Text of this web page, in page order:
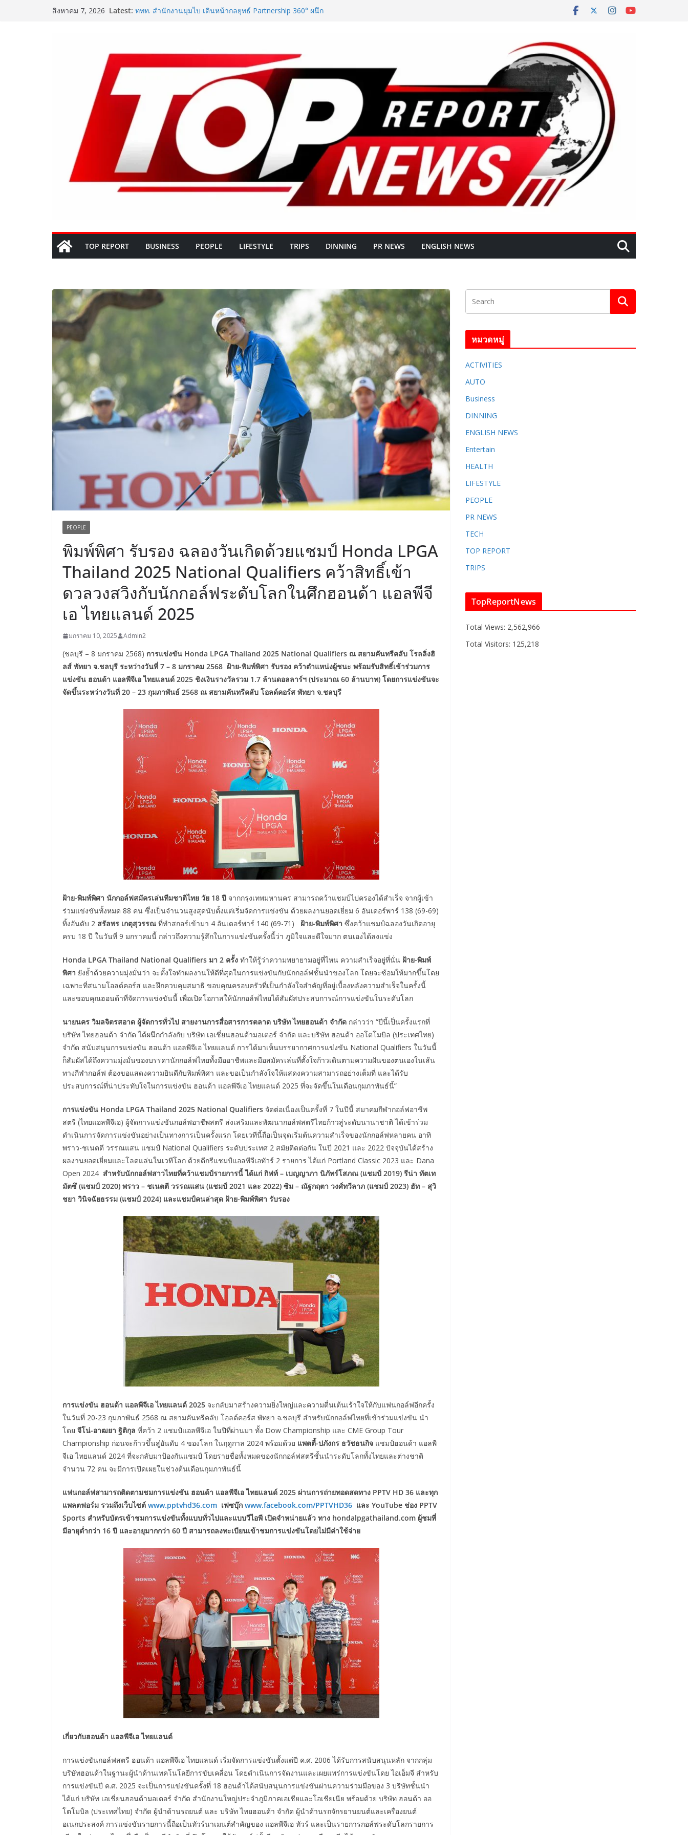
สิงหาคม 7, 2026 Latest: ททท. สำนักงานมุมไบ เดินหน้ากลยุทธ์ Partnership 360° ผนึก
เปิดตัวเทคโนโลยีเพื่อเด็ก LD ในงาน NCPD 2026 “ทองก้อนใหญ่”
SME D Bank ผนึกกำลัง สถาบันอาหาร เปิดตัว “FOODNext SME
D Navigator” ชูยุทธศาสตร์ “แหล่งทุนคู่องค์ความรู้” ติดปีก SME
อาหารไทยแข่งขันได้ในเวทีโลก
One Bangkok เติมสีสันแห่งการใช้ชีวิตรับฤดูกาลใหม่ ผ่าน
แคมเปญ “One Bangkok Palette of the New Season” เปิด
ประสบการณ์การใช้ชีวิตที่ครบครัน พร้อมสิทธิพิเศษรวมมูลค่ากว่า
8.9 ล้านบาท
ททท. จับมือ TransNusa Airline – Traveloka ยกระดับการเชื่อมโยง
ไทย–อินโดนีเซีย ดันไทยสู่จุดหมายปลายทางคุณภาพ เชื่อม Asean
Tourism และ Muslim-Friendly Destination
TOP REPORT BUSINESS PEOPLE LIFESTYLE TRIPS DINNING PR NEWS ENGLISH​ NEWS
PEOPLE
พิมพ์พิศา รับรอง ฉลองวันเกิดด้วยแชมป์ Honda LPGA
Thailand 2025 National Qualifiers คว้าสิทธิ์เข้า
ดวลวงสวิงกับนักกอล์ฟระดับโลกในศึกฮอนด้า แอลพีจี
เอ ไทยแลนด์ 2025
มกราคม 10, 2025 Admin2
(ชลบุรี – 8 มกราคม 2568) การแข่งขัน Honda LPGA Thailand 2025 National Qualifiers ณ สยามคันทรีคลับ โรลลิ่งฮิ
ลส์ พัทยา จ.ชลบุรี ระหว่างวันที่ 7 – 8 มกราคม 2568 ฝ้าย-พิมพ์พิศา รับรอง คว้าตำแหน่งผู้ชนะ พร้อมรับสิทธิ์เข้าร่วมการ
แข่งขัน ฮอนด้า แอลพีจีเอ ไทยแลนด์ 2025 ชิงเงินรางวัลรวม 1.7 ล้านดอลลาร์ฯ (ประมาณ 60 ล้านบาท) โดยการแข่งขันจะ
จัดขึ้นระหว่างวันที่ 20 – 23 กุมภาพันธ์ 2568 ณ สยามคันทรีคลับ โอลด์คอร์ส พัทยา จ.ชลบุรี
ฝ้าย-พิมพ์พิศา นักกอล์ฟสมัครเล่นทีมชาติไทย วัย 18 ปี จากกรุงเทพมหานคร สามารถคว้าแชมป์ไปครองได้สำเร็จ จากผู้เข้า
ร่วมแข่งขันทั้งหมด 88 คน ซึ่งเป็นจำนวนสูงสุดนับตั้งแต่เริ่มจัดการแข่งขัน ด้วยผลงานยอดเยี่ยม 6 อันเดอร์พาร์ 138 (69-69)
ทิ้งอันดับ 2 สรัลพร เกตุสุวรรณ ที่ทำสกอร์เข้ามา 4 อันเดอร์พาร์ 140 (69-71) ฝ้าย-พิมพ์พิศา ซึ่งคว้าแชมป์ฉลองวันเกิดอายุ
ครบ 18 ปี ในวันที่ 9 มกราคมนี้ กล่าวถึงความรู้สึกในการแข่งขันครั้งนี้ว่า ภูมิใจและดีใจมาก ตนเองได้ลงแข่ง
Honda LPGA Thailand National Qualifiers มา 2 ครั้ง ทำให้รู้ว่าความพยายามอยู่ที่ไหน ความสำเร็จอยู่ที่นั่น ฝ้าย-พิมพ์
พิศา ยังย้ำด้วยความมุ่งมั่นว่า จะตั้งใจทำผลงานให้ดีที่สุดในการแข่งขันกับนักกอล์ฟชั้นนำของโลก โดยจะซ้อมให้มากขึ้นโดย
เฉพาะที่สนามโอลด์คอร์ส และฝึกควบคุมสมาธิ ขอบคุณครอบครัวที่เป็นกำลังใจสำคัญที่อยู่เบื้องหลังความสำเร็จในครั้งนี้
และขอบคุณฮอนด้าที่จัดการแข่งขันนี้ เพื่อเปิดโอกาสให้นักกอล์ฟไทยได้สัมผัสประสบการณ์การแข่งขันในระดับโลก
นายนคร วิมลจิตรสอาด ผู้จัดการทั่วไป สายงานการสื่อสารการตลาด บริษัท ไทยฮอนด้า จำกัด กล่าวว่า “ปีนี้เป็นครั้งแรกที่
บริษัท ไทยฮอนด้า จำกัด ได้ผนึกกำลังกับ บริษัท เอเชี่ยนฮอนด้ามอเตอร์ จำกัด และบริษัท ฮอนด้า ออโตโมบิล (ประเทศไทย)
จำกัด สนับสนุนการแข่งขัน ฮอนด้า แอลพีจีเอ ไทยแลนด์ การได้มาเห็นบรรยากาศการแข่งขัน National Qualifiers ในวันนี้
ก็สัมผัสได้ถึงความมุ่งมั่นของบรรดานักกอล์ฟไทยทั้งมืออาชีพและมือสมัครเล่นที่ตั้งใจก้าวเดินตามความฝันของตนเองในเส้น
ทางกีฬากอล์ฟ ต้องขอแสดงความยินดีกับพิมพ์พิศา และขอเป็นกำลังใจให้แสดงความสามารถอย่างเต็มที่ และได้รับ
ประสบการณ์ที่น่าประทับใจในการแข่งขัน ฮอนด้า แอลพีจีเอ ไทยแลนด์ 2025 ที่จะจัดขึ้นในเดือนกุมภาพันธ์นี้”
การแข่งขัน Honda LPGA Thailand 2025 National Qualifiers จัดต่อเนื่องเป็นครั้งที่ 7 ในปีนี้ สมาคมกีฬากอล์ฟอาชีพ
สตรี (ไทยแอลพีจีเอ) ผู้จัดการแข่งขันกอล์ฟอาชีพสตรี ส่งเสริมและพัฒนากอล์ฟสตรีไทยก้าวสู่ระดับนานาชาติ ได้เข้าร่วม
ดำเนินการจัดการแข่งขันอย่างเป็นทางการเป็นครั้งแรก โดยเวทีนี้ถือเป็นจุดเริ่มต้นความสำเร็จของนักกอล์ฟหลายคน อาทิ
พราว-ชเนตตี วรรณแสน แชมป์ National Qualifiers ระดับประเทศ 2 สมัยติดต่อกัน ในปี 2021 และ 2022 ปัจจุบันได้สร้าง
ผลงานยอดเยี่ยมและโลดแล่นในเวทีโลก ด้วยดีกรีแชมป์แอลพีจีเอทัวร์ 2 รายการ ได้แก่ Portland Classic 2023 และ Dana
Open 2024 สำหรับนักกอล์ฟสาวไทยที่คว้าแชมป์รายการนี้ ได้แก่ กิฟท์ – เบญญาภา นิภัทร์โสภณ (แชมป์ 2019) รีน่า ทัตเท
มัตซึ (แชมป์ 2020) พราว – ชเนตตี วรรณแสน (แชมป์ 2021 และ 2022) ซิม – ณัฐกฤตา วงศ์ทวีลาภ (แชมป์ 2023) ฮัท – สุวิ
ชยา วินิจฉัยธรรม (แชมป์ 2024) และแชมป์คนล่าสุด ฝ้าย-พิมพ์พิศา รับรอง
การแข่งขัน ฮอนด้า แอลพีจีเอ ไทยแลนด์ 2025 จะกลับมาสร้างความยิ่งใหญ่และความตื่นเต้นเร้าใจให้กับแฟนกอล์ฟอีกครั้ง
ในวันที่ 20-23 กุมภาพันธ์ 2568 ณ สยามคันทรีคลับ โอลด์คอร์ส พัทยา จ.ชลบุรี สำหรับนักกอล์ฟไทยที่เข้าร่วมแข่งขัน นำ
โดย จีโน่-อาฒยา ฐิติกุล ที่คว้า 2 แชมป์แอลพีจีเอ ในปีที่ผ่านมา ทั้ง Dow Championship และ CME Group Tour
Championship ก่อนจะก้าวขึ้นสู่อันดับ 4 ของโลก ในฤดูกาล 2024 พร้อมด้วย แพตตี้-ปภังกร ธวัชธนกิจ แชมป์ฮอนด้า แอลพี
จีเอ ไทยแลนด์ 2024 ที่จะกลับมาป้องกันแชมป์ โดยรายชื่อทั้งหมดของนักกอล์ฟสตรีชั้นนำระดับโลกทั้งไทยและต่างชาติ
จำนวน 72 คน จะมีการเปิดเผยในช่วงต้นเดือนกุมภาพันธ์นี้
แฟนกอล์ฟสามารถติดตามชมการแข่งขัน ฮอนด้า แอลพีจีเอ ไทยแลนด์ 2025 ผ่านการถ่ายทอดสดทาง PPTV HD 36 และทุก
แพลตฟอร์ม รวมถึงเว็บไซต์ www.pptvhd36.com เฟซบุ๊ก www.facebook.com/PPTVHD36 และ YouTube ช่อง PPTV
Sports สำหรับบัตรเข้าชมการแข่งขันทั้งแบบทั่วไปและแบบวีไอพี เปิดจำหน่ายแล้ว ทาง hondalpgathailand.com ผู้ชมที่
มีอายุต่ำกว่า 16 ปี และอายุมากกว่า 60 ปี สามารถลงทะเบียนเข้าชมการแข่งขันโดยไม่มีค่าใช้จ่าย
เกี่ยวกับฮอนด้า แอลพีจีเอ ไทยแลนด์
การแข่งขันกอล์ฟสตรี ฮอนด้า แอลพีจีเอ ไทยแลนด์ เริ่มจัดการแข่งขันตั้งแต่ปี ค.ศ. 2006 ได้รับการสนับสนุนหลัก จากกลุ่ม
บริษัทฮอนด้าในฐานะผู้นำด้านเทคโนโลยีการขับเคลื่อน โดยดำเนินการจัดงานและเผยแพร่การแข่งขันโดย ไอเอ็มจี สำหรับ
การแข่งขันปี ค.ศ. 2025 จะเป็นการแข่งขันครั้งที่ 18 ฮอนด้าได้สนับสนุนการแข่งขันผ่านความร่วมมือของ 3 บริษัทชั้นนำ
ได้แก่ บริษัท เอเชี่ยนฮอนด้ามอเตอร์ จำกัด สำนักงานใหญ่ประจำภูมิภาคเอเชียและโอเชียเนีย พร้อมด้วย บริษัท ฮอนด้า ออ
โตโมบิล (ประเทศไทย) จำกัด ผู้นำด้านรถยนต์ และ บริษัท ไทยฮอนด้า จำกัด ผู้นำด้านรถจักรยานยนต์และเครื่องยนต์
อเนกประสงค์ การแข่งขันรายการนี้ถือเป็นทัวร์นาเมนต์สำคัญของ แอลพีจีเอ ทัวร์ และเป็นรายการกอล์ฟระดับโลกรายการ
หมวดหมู่
ACTIVITIES
AUTO
Business
DINNING
ENGLISH​ NEWS
Entertain
HEALTH
LIFESTYLE
PEOPLE
PR NEWS
TECH
TOP REPORT
TRIPS
TopReportNews
Total Views: 2,562,966
Total Visitors: 125,218